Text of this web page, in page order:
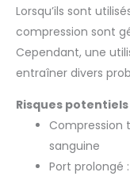
Lorsqu’ils sont
compression sont
Cependant, une
entraîner divers
Risques potentiels
Compression
sanguine
Port prolongé